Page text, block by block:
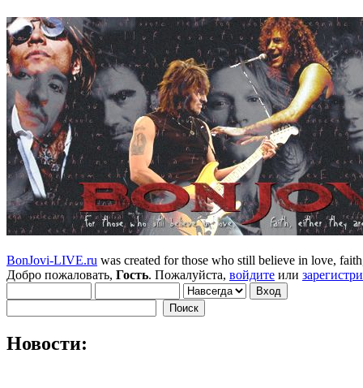
BonJovi-LIVE.ru was created for those who still believe in love,
Добро пожаловать, Гость. Пожалуйста, войдите или
Новости: